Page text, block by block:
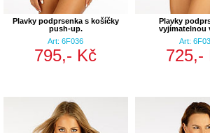
Plavky podprsenka s košíčky
push-up.
Art: 6F036
795,- Kč
Plavky
vyjímatelnou
Art:
725,-